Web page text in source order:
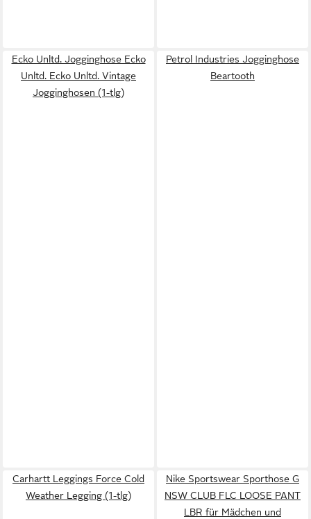
Ecko Unltd. Jogginghose Ecko
Unltd. Ecko Unltd. Vintage
Jogginghosen (1-tlg)
Petrol Industries Jogginghose
Beartooth
Carhartt Leggings Force Cold
Weather Legging (1-tlg)
Nike Sportswear Sporthose G
NSW CLUB FLC LOOSE PANT
LBR für Mädchen und